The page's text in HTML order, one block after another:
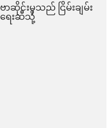
ဗာဆိုင်းမှသည် ငြိမ်းချမ်း
ရေးဆီသို့